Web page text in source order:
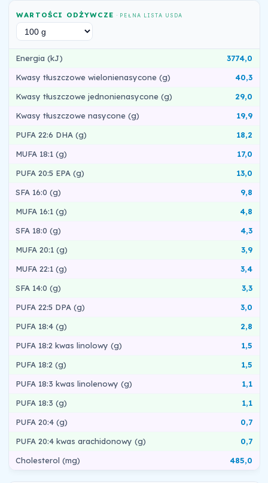
WARTOŚCI ODŻYWCZE· PEŁNA LISTA USDA
Energia (kJ)
3774,0
Kwasy tłuszczowe wielonienasycone (g)
40,3
Kwasy tłuszczowe jednonienasycone (g)
29,0
Kwasy tłuszczowe nasycone (g)
19,9
PUFA 22:6 DHA (g)
18,2
MUFA 18:1 (g)
17,0
PUFA 20:5 EPA (g)
13,0
SFA 16:0 (g)
9,8
MUFA 16:1 (g)
4,8
SFA 18:0 (g)
4,3
MUFA 20:1 (g)
3,9
MUFA 22:1 (g)
3,4
SFA 14:0 (g)
3,3
PUFA 22:5 DPA (g)
3,0
PUFA 18:4 (g)
2,8
PUFA 18:2 kwas linolowy (g)
1,5
PUFA 18:2 (g)
1,5
PUFA 18:3 kwas linolenowy (g)
1,1
PUFA 18:3 (g)
1,1
PUFA 20:4 (g)
0,7
PUFA 20:4 kwas arachidonowy (g)
0,7
Cholesterol (mg)
485,0